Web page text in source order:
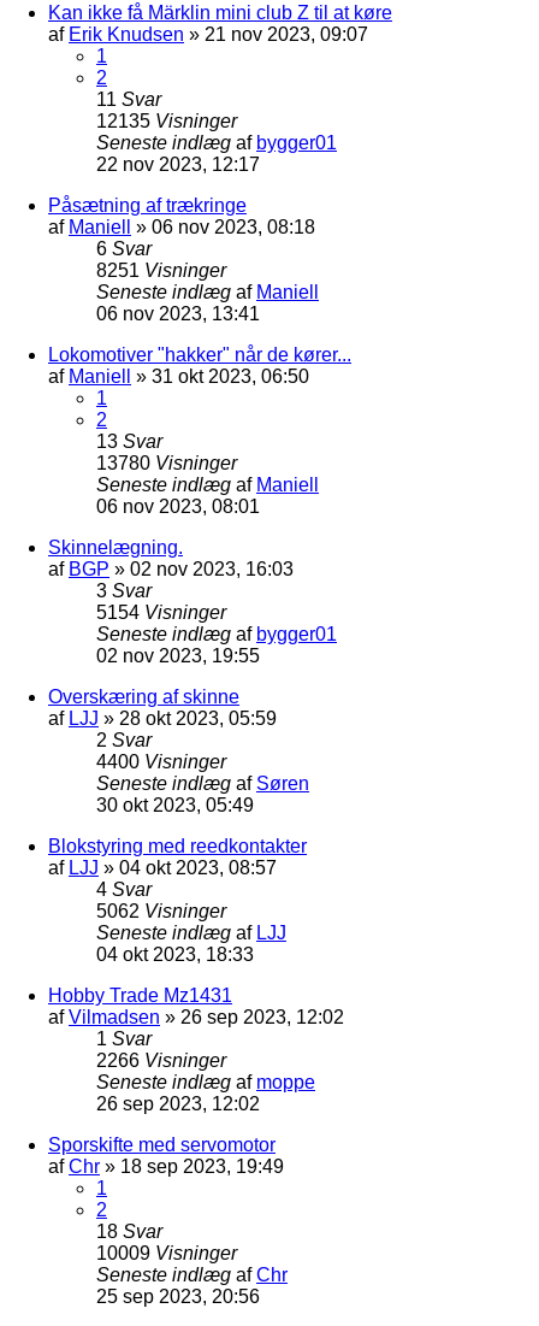
Kan ikke få Märklin mini club Z til at køre
af Erik Knudsen » 21 nov 2023, 09:07
1
2
11 Svar
12135 Visninger
Seneste indlæg af bygger01
22 nov 2023, 12:17
Påsætning af trækringe
af Maniell » 06 nov 2023, 08:18
6 Svar
8251 Visninger
Seneste indlæg af Maniell
06 nov 2023, 13:41
Lokomotiver "hakker" når de kører...
af Maniell » 31 okt 2023, 06:50
1
2
13 Svar
13780 Visninger
Seneste indlæg af Maniell
06 nov 2023, 08:01
Skinnelægning.
af BGP » 02 nov 2023, 16:03
3 Svar
5154 Visninger
Seneste indlæg af bygger01
02 nov 2023, 19:55
Overskæring af skinne
af LJJ » 28 okt 2023, 05:59
2 Svar
4400 Visninger
Seneste indlæg af Søren
30 okt 2023, 05:49
Blokstyring med reedkontakter
af LJJ » 04 okt 2023, 08:57
4 Svar
5062 Visninger
Seneste indlæg af LJJ
04 okt 2023, 18:33
Hobby Trade Mz1431
afVilmadsen » 26 sep 2023, 12:02
1 Svar
2266 Visninger
Seneste indlæg af moppe
26 sep 2023, 12:02
Sporskifte med servomotor
afChr » 18 sep 2023, 19:49
1
2
18 Svar
10009 Visninger
Seneste indlæg afChr
25 sep 2023, 20:56